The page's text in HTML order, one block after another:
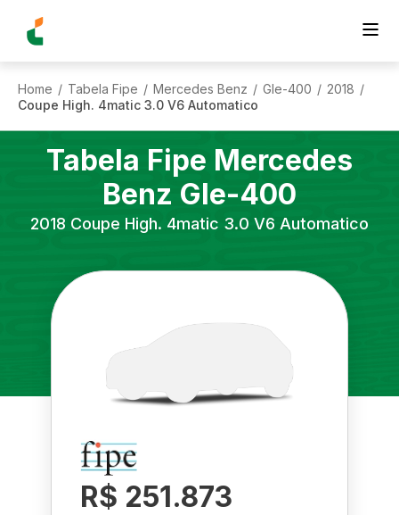
Home / Tabela Fipe / Mercedes Benz / Gle-400 / 2018 /
Coupe High. 4matic 3.0 V6 Automatico
Tabela Fipe Mercedes
Benz Gle-400
2018 Coupe High. 4matic 3.0 V6 Automatico
R$ 251.873